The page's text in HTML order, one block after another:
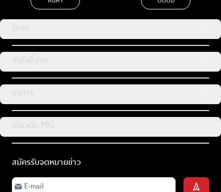
รุ่นรถ
สนใจซื้อรถ
บริการ
เกี่ยวกับ MG
สมัครรับจดหมายข่าว